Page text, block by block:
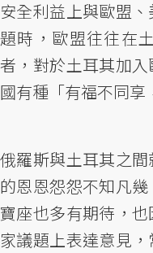
安全利益上與歐盟
題時，歐盟往往在
者，對於土耳其加
國有種「有福不同享
俄羅斯與土耳其之
的恩恩怨怨不知凡
寶座也多有期待，
家議題上表達意見